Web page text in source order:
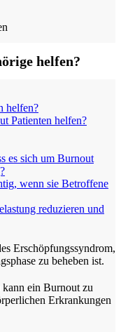
helfen?
helfen?
Patienten helfen?
es sich um Burnout
wenn sie Betroffene
reduzieren und
Erschöpfungssyndrom,
zu beheben ist.
ein Burnout zu
Erkrankungen